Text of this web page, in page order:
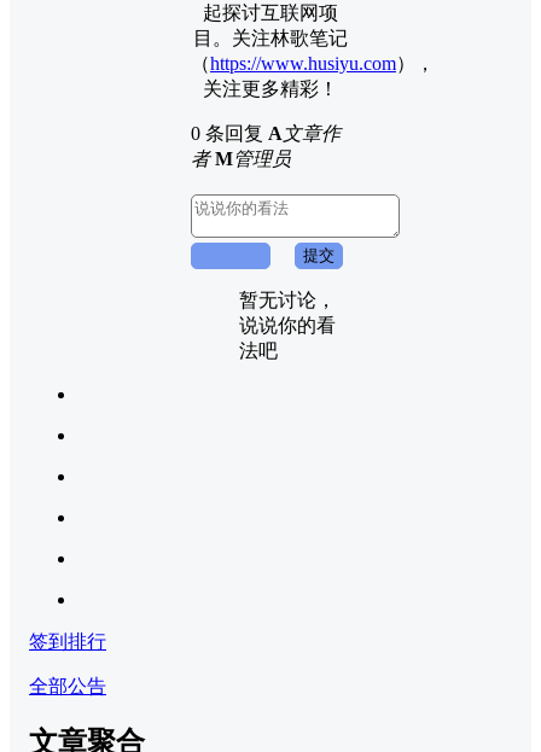
起探讨互联网项
目。关注林歌笔记
（https://www.husiyu.com），
关注更多精彩！
0 条回复 A文章作
者 M管理员
提交
暂无讨论，
说说你的看
法吧
签到排行
全部公告
文章聚合